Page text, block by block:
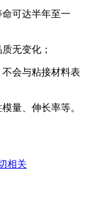
可达半年至一
无变化；
会与粘接材料表
量、伸长率等。
相关